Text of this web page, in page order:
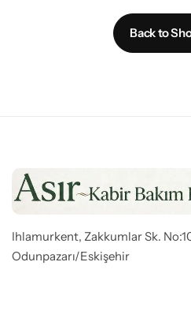
Back to
Ihlamurkent, Zakkumlar Sk.
Odunpazarı/Eskişehir